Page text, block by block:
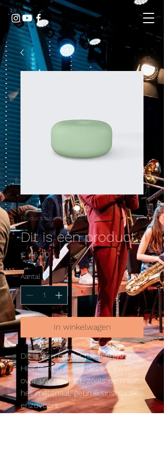
Productcode: 126351351935
Dit is een product
€ 45,00Prijs
Aantal *
In winkelwagen
Dit is een productbeschrijving.
Hier kunt u meer details kwijt
over uw product, zoals de maat,
het materiaal, gebruiksinstructies
enzovoort.